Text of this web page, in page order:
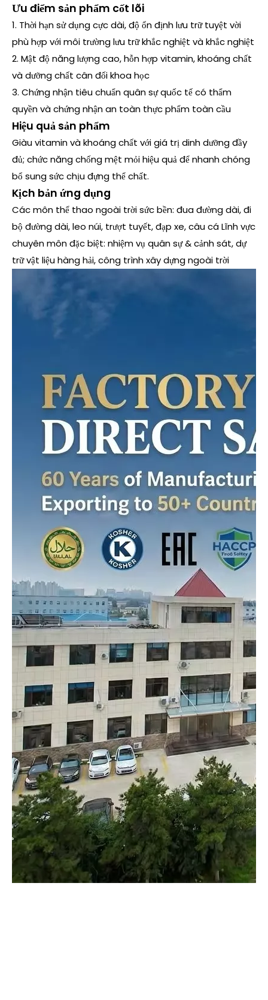
Ưu điểm sản phẩm cốt lõi
1. Thời hạn sử dụng cực dài, độ ổn định lưu trữ tuyệt vời
phù hợp với môi trường lưu trữ khắc nghiệt và khắc nghiệt
2. Mật độ năng lượng cao, hỗn hợp vitamin, khoáng chất
và dưỡng chất cân đối khoa học
3. Chứng nhận tiêu chuẩn quân sự quốc tế có thẩm
quyền và chứng nhận an toàn thực phẩm toàn cầu
Hiệu quả sản phẩm
Giàu vitamin và khoáng chất với giá trị dinh dưỡng đầy
đủ; chức năng chống mệt mỏi hiệu quả để nhanh chóng
bổ sung sức chịu đựng thể chất.
Kịch bản ứng dụng
Các môn thể thao ngoài trời sức bền: đua đường dài, đi
bộ đường dài, leo núi, trượt tuyết, đạp xe, câu cá Lĩnh vực
chuyên môn đặc biệt: nhiệm vụ quân sự & cảnh sát, dự
trữ vật liệu hàng hải, công trình xây dựng ngoài trời